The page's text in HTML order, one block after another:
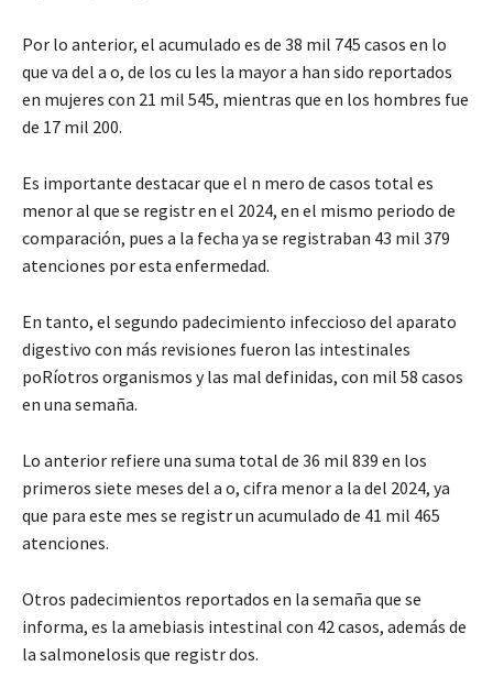
Por lo anterior, el acumulado es de 38 mil 745 casos en lo
que va del a o, de los cu les la mayor a han sido reportados
en mujeres con 21 mil 545, mientras que en los hombres fue
de 17 mil 200.
Es importante destacar que el n mero de casos total es
menor al que se registr en el 2024, en el mismo periodo de
comparación, pues a la fecha ya se registraban 43 mil 379
atenciones por esta enfermedad.
En tanto, el segundo padecimiento infeccioso del aparato
digestivo con más revisiones fueron las intestinales
poRíotros organismos y las mal definidas, con mil 58 casos
en una semaña.
Lo anterior refiere una suma total de 36 mil 839 en los
primeros siete meses del a o, cifra menor a la del 2024, ya
que para este mes se registr un acumulado de 41 mil 465
atenciones.
Otros padecimientos reportados en la semaña que se
informa, es la amebiasis intestinal con 42 casos, además de
la salmonelosis que registr dos.